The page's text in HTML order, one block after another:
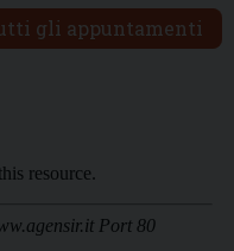
gli appuntamenti